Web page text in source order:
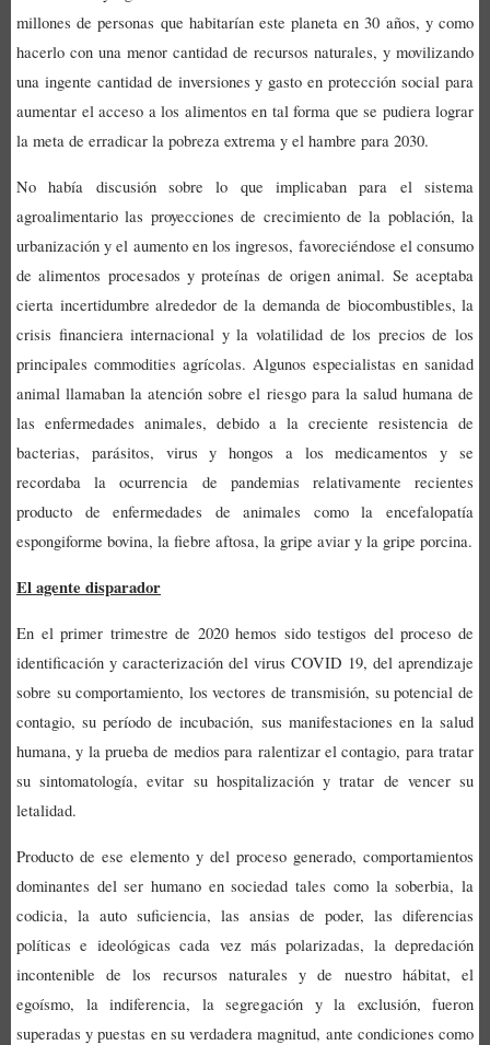
millones de personas que habitarían este planeta en 30 años, y como
hacerlo con una menor cantidad de recursos naturales, y movilizando
una ingente cantidad de inversiones y gasto en protección social para
aumentar el acceso a los alimentos en tal forma que se pudiera lograr
la meta de erradicar la pobreza extrema y el hambre para 2030.
No había discusión sobre lo que implicaban para el sistema
agroalimentario las proyecciones de crecimiento de la población, la
urbanización y el aumento en los ingresos, favoreciéndose el consumo
de alimentos procesados y proteínas de origen animal. Se aceptaba
cierta incertidumbre alrededor de la demanda de biocombustibles, la
crisis financiera internacional y la volatilidad de los precios de los
principales commodities agrícolas. Algunos especialistas en sanidad
animal llamaban la atención sobre el riesgo para la salud humana de
las enfermedades animales, debido a la creciente resistencia de
bacterias, parásitos, virus y hongos a los medicamentos y se
recordaba la ocurrencia de pandemias relativamente recientes
producto de enfermedades de animales como la encefalopatía
espongiforme bovina, la fiebre aftosa, la gripe aviar y la gripe porcina.
El agente disparador
En el primer trimestre de 2020 hemos sido testigos del proceso de
identificación y caracterización del virus COVID 19, del aprendizaje
sobre su comportamiento, los vectores de transmisión, su potencial de
contagio, su período de incubación, sus manifestaciones en la salud
humana, y la prueba de medios para ralentizar el contagio, para tratar
su sintomatología, evitar su hospitalización y tratar de vencer su
letalidad.
Producto de ese elemento y del proceso generado, comportamientos
dominantes del ser humano en sociedad tales como la soberbia, la
codicia, la auto suficiencia, las ansias de poder, las diferencias
políticas e ideológicas cada vez más polarizadas, la depredación
incontenible de los recursos naturales y de nuestro hábitat, el
egoísmo, la indiferencia, la segregación y la exclusión, fueron
superadas y puestas en su verdadera magnitud, ante condiciones como